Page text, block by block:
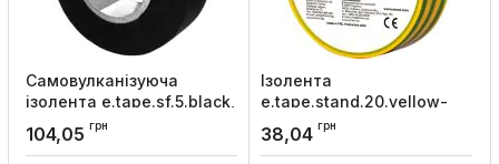
Самовулканізуюча
ізолента e.tape.sf.5.black,
0,8ммх25ммх5м, чорна,
E.NEXT
104,05 грн
Ізолента
e.tape.stand.20.yellow-
green, жовто-зелена
(20м), E.NEXT
38,04 грн